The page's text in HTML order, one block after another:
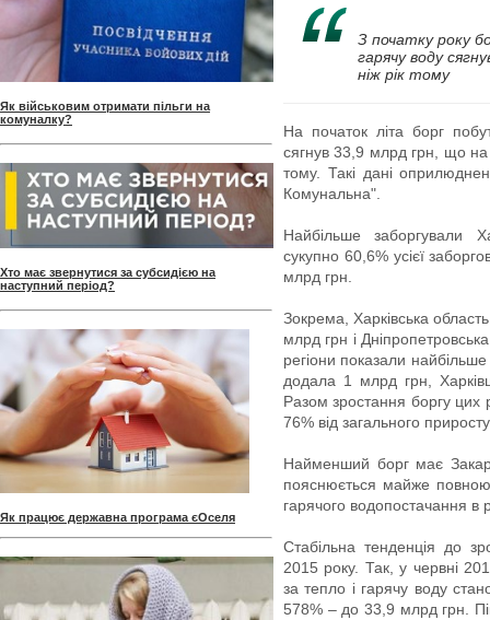
Як військовим отримати пільги на
комуналку?
Хто має звернутися за субсидією на
наступний період?
Як працює державна програма єОселя
З початку року
гарячу воду
ніж рік тому
На початок літа борг
сягнув 33,9 млрд грн, що
тому. Такі дані
Комунальна".
Найбільше заборгували
сукупно 60,6% усієї
млрд грн.
Зокрема, Харківська
млрд грн і
регіони показали
додала 1 млрд грн,
Разом зростання боргу цих
76% від загального
Найменший борг має
пояснюється майже повною
гарячого водопостачання в
Стабільна тенденція до
2015 року. Так, у червні
за тепло і гарячу воду
578% – до 33,9 млрд грн.